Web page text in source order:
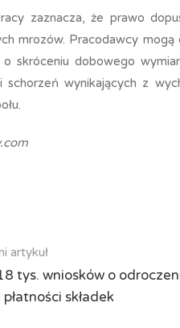
zaznacza, że prawo
mrozów. Pracodawcy
skróceniu dobowego
schorzeń wynikających z
artykuł
tys. wniosków o
składek